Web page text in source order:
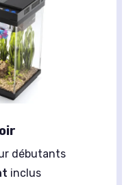
débutants
inclus